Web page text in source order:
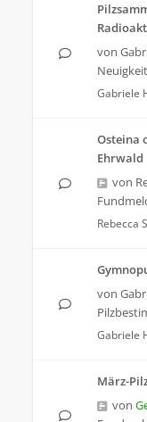
von
Gabriele
Osteina
Ehrwald
von
Rebecca S
von
Gabriele
März-
von